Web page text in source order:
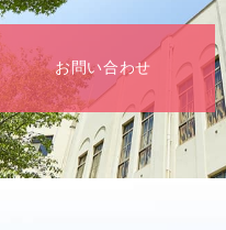
お問い合わせ